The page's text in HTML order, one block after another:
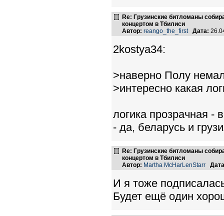
Re: Грузинские битломаны
концертом в Тбилиси
Автор: reango_the_first Дата:
2kostya34:
>наверно Полу
>интересно какая
логика прозрачная -
- да, беларусь и
Re: Грузинские битломаны
концертом в Тбилиси
Автор: Martha McHarLenStarr
И я тоже
Будет ещё один